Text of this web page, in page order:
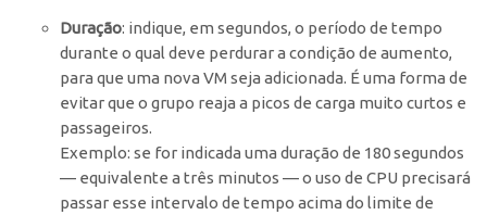
Duração: indique, em segundos, o período de tempo
durante o qual deve perdurar a condição de aumento,
para que uma nova VM seja adicionada. É uma forma de
evitar que o grupo reaja a picos de carga muito curtos e
passageiros.
Exemplo: se for indicada uma duração de 180 segundos
— equivalente a três minutos — o uso de CPU precisará
passar esse intervalo de tempo acima do limite de